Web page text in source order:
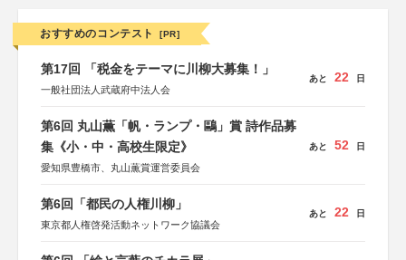
おすすめのコンテスト [PR]
第17回 「税金をテーマに川柳大募集！」
一般社団法人武蔵府中法人会
あと 22 日
第6回 丸山薫「帆・ランプ・鷗」賞 詩作品募
集《小・中・高校生限定》
愛知県豊橋市、丸山薫賞運営委員会
あと 52 日
第6回「都民の人権川柳」
東京都人権啓発活動ネットワーク協議会
あと 22 日